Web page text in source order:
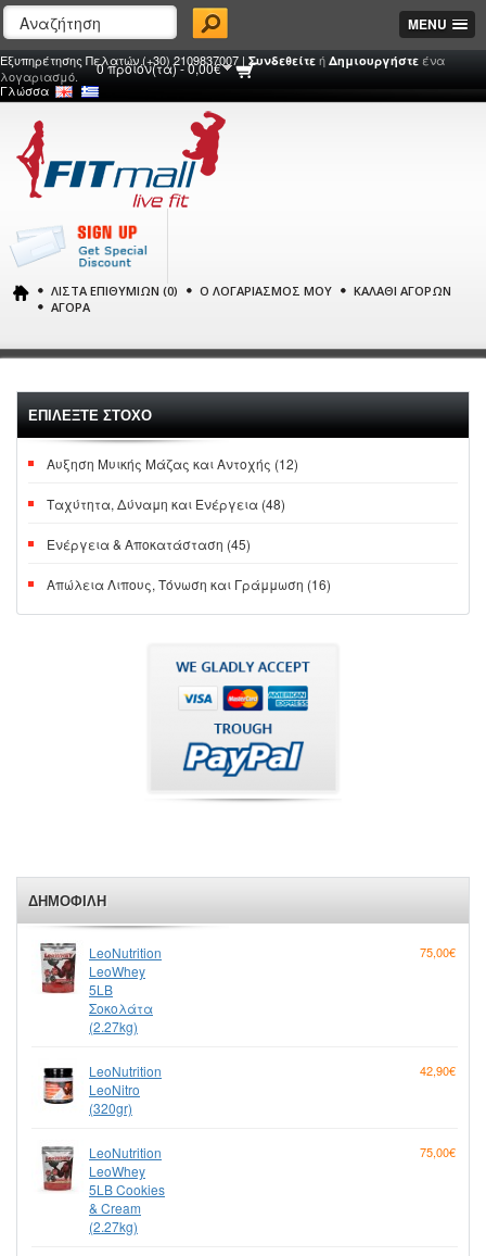
MENU
Γλώσσα
0 προϊόν(τα) - 0,00€
Εξυπηρέτησης Πελατών (+30) 2109837007 | Συνδεθείτε ή Δημιουργήστε ένα
λογαριασμό.
ΛΊΣΤΑ ΕΠΙΘΥΜΙΏΝ (0) Ο ΛΟΓΑΡΙΑΣΜΌΣ ΜΟΥ
ΚΑΛΆΘΙ ΑΓΟΡΏΝ
ΑΓΟΡΆ
ΕΠΙΛΕΞΤΕ ΣΤΟΧΟ
Αυξηση Μυικής Μάζας και Αντοχής (12)
Ταχύτητα, Δύναμη και Ενέργεια (48)
Ενέργεια & Αποκατάσταση (45)
Απώλεια Λιπους, Τόνωση και Γράμμωση (16)
ΔΗΜΟΦΙΛΉ
LeoNutrition
LeoWhey
5LB
Σοκολάτα
(2.27kg)
75,00€
LeoNutrition
LeoNitro
(320gr)
42,90€
LeoNutrition
LeoWhey
5LB Cookies
& Cream
(2.27kg)
75,00€